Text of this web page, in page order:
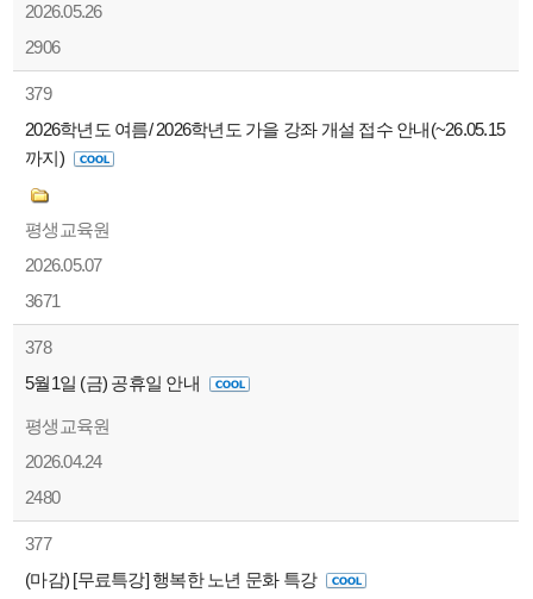
2026.05.26
2906
379
2026학년도 여름/ 2026학년도 가을 강좌 개설 접수 안내(~26.05.15
까지)
평생교육원
2026.05.07
3671
378
5월1일 (금) 공휴일 안내
평생교육원
2026.04.24
2480
377
(마감) [무료특강] 행복한 노년 문화 특강